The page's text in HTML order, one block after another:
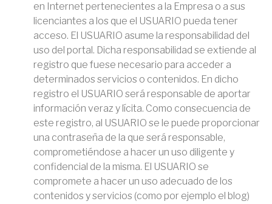
en Internet pertenecientes a la Empresa o a sus
licenciantes a los que el USUARIO pueda tener
acceso. El USUARIO asume la responsabilidad del
uso del portal. Dicha responsabilidad se extiende al
registro que fuese necesario para acceder a
determinados servicios o contenidos. En dicho
registro el USUARIO será responsable de aportar
información veraz y lícita. Como consecuencia de
este registro, al USUARIO se le puede proporcionar
una contraseña de la que será responsable,
comprometiéndose a hacer un uso diligente y
confidencial de la misma. El USUARIO se
compromete a hacer un uso adecuado de los
contenidos y servicios (como por ejemplo el blog)